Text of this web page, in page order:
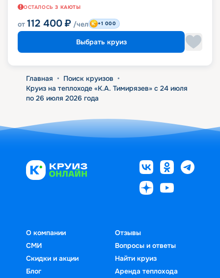
ОСТАЛОСЬ 3 КАЮТЫ
от 112 400 ₽ /чел +1 000
Выбрать круиз
Главная • Поиск круизов •
Круиз на теплоходе «К.А. Тимирязев» с 24 июля
по 26 июля 2026 года
О компании
СМИ
Скидки и акции
Блог
Отзывы
Вопросы и ответы
Найти круиз
Аренда теплохода